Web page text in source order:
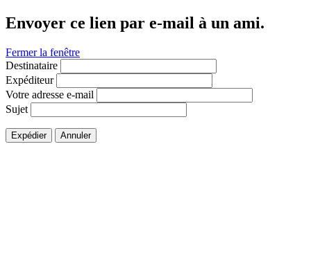
Envoyer ce lien par e-mail à un ami.
Fermer la fenêtre
Destinataire
Expéditeur
Votre adresse e-mail
Sujet
Expédier Annuler